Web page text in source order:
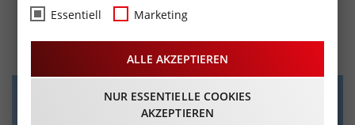
Konzert MANU DELAGO
16.09.2022 - Beginn 19:00 Uhr
Essentiell Marketing
ALLE AKZEPTIEREN
NUR ESSENTIELLE COOKIES
AKZEPTIEREN